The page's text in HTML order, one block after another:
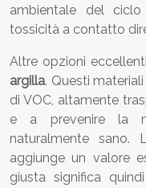
ambientale del
tossicità a contatto
Altre opzioni
argilla. Questi
di VOC, altamente
e a prevenire la
naturalmente sano.
aggiunge un valore
giusta significa